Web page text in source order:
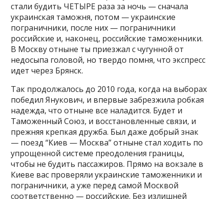
стали будить ЧЕТЫРЕ раза за ночь — сначала
украинская таможня, потом — украинские
пограничники, после них — пограничники
российские и, наконец, российские таможенники.
В Москву отныне ты приезжал с чугунной от
недосыпа головой, но твердо помня, что экспресс
идет через Брянск.
Так продолжалось до 2010 года, когда на выборах
победил Янукович, и впервые забрезжила робкая
надежда, что отныне все наладится. Будет и
Таможенный Союз, и восстановленные связи, и
прежняя крепкая дружба. Был даже добрый знак
— поезд “Киев — Москва” отныне стал ходить по
упрощенной системе преодоления границы,
чтобы не будить пассажиров. Прямо на вокзале в
Киеве вас проверяли украинские таможенники и
пограничники, а уже перед самой Москвой
соответственно — российские. Без излишней